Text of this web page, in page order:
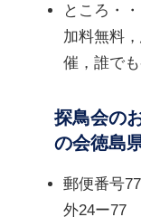
ところ・
加料無料
催，誰で
探鳥会の
の会徳島
郵便番号
外24ー77